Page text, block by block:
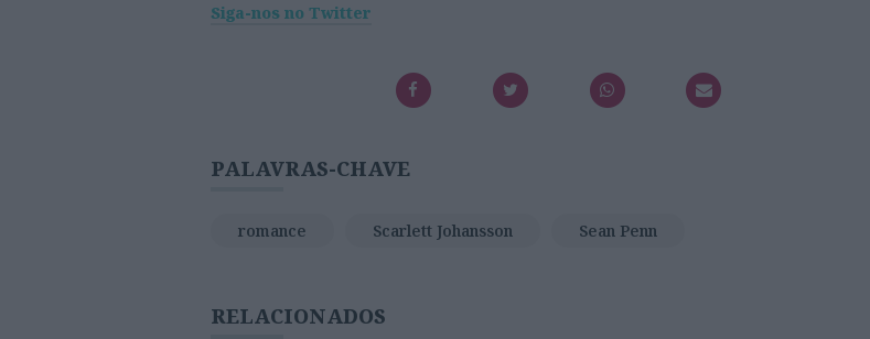
Siga-nos no Twitter
PALAVRAS-CHAVE
romance Scarlett Johansson Sean Penn
RELACIONADOS